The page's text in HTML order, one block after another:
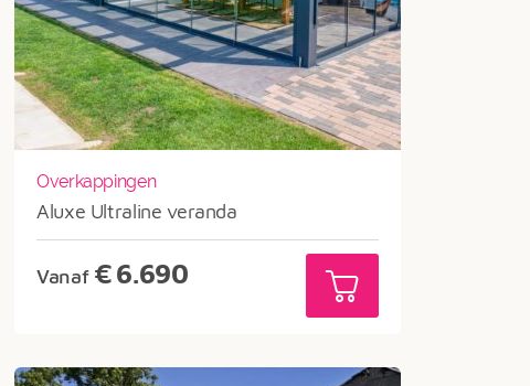
Overkappingen
Aluxe Ultraline veranda
Vanaf €6.690